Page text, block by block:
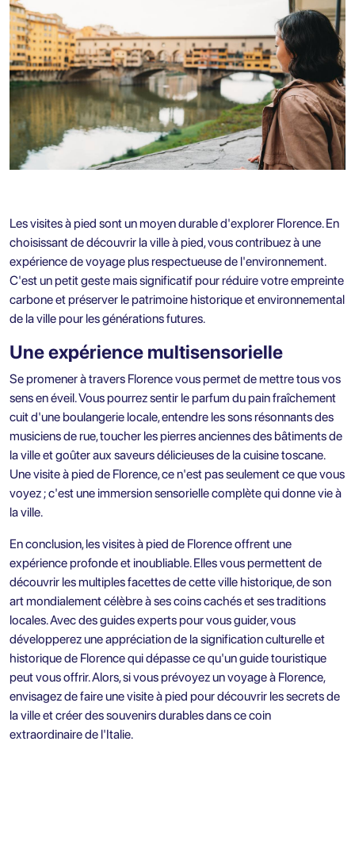
Les visites à pied sont un moyen durable d'explorer Florence. En
choisissant de découvrir la ville à pied, vous contribuez à une
expérience de voyage plus respectueuse de l'environnement.
C'est un petit geste mais significatif pour réduire votre empreinte
carbone et préserver le patrimoine historique et environnemental
de la ville pour les générations futures.
Une expérience multisensorielle
Se promener à travers Florence vous permet de mettre tous vos
sens en éveil. Vous pourrez sentir le parfum du pain fraîchement
cuit d'une boulangerie locale, entendre les sons résonnants des
musiciens de rue, toucher les pierres anciennes des bâtiments de
la ville et goûter aux saveurs délicieuses de la cuisine toscane.
Une visite à pied de Florence, ce n'est pas seulement ce que vous
voyez ; c'est une immersion sensorielle complète qui donne vie à
la ville.
En conclusion, les visites à pied de Florence offrent une
expérience profonde et inoubliable. Elles vous permettent de
découvrir les multiples facettes de cette ville historique, de son
art mondialement célèbre à ses coins cachés et ses traditions
locales. Avec des guides experts pour vous guider, vous
développerez une appréciation de la signification culturelle et
historique de Florence qui dépasse ce qu'un guide touristique
peut vous offrir. Alors, si vous prévoyez un voyage à Florence,
envisagez de faire une visite à pied pour découvrir les secrets de
la ville et créer des souvenirs durables dans ce coin
extraordinaire de l'Italie.